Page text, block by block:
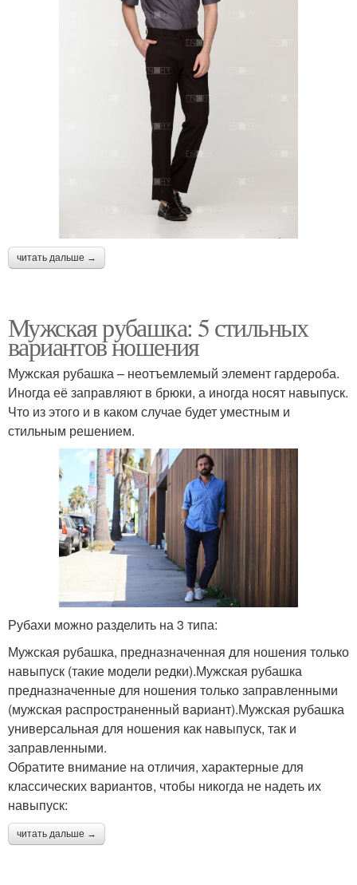
читать дальше →
Мужская рубашка: 5 стильных
вариантов ношения
Мужская рубашка – неотъемлемый элемент гардероба.
Иногда её заправляют в брюки, а иногда носят навыпуск.
Что из этого и в каком случае будет уместным и
стильным решением.
Рубахи можно разделить на 3 типа:
Мужская рубашка, предназначенная для ношения только
навыпуск (такие модели редки).Мужская рубашка
предназначенные для ношения только заправленными
(мужская распространенный вариант).Мужская рубашка
универсальная для ношения как навыпуск, так и
заправленными.
Обратите внимание на отличия, характерные для
классических вариантов, чтобы никогда не надеть их
навыпуск:
читать дальше →